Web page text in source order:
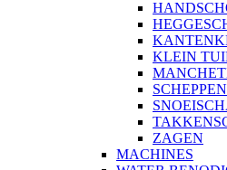
KLEIN
ZAGEN
MACHINES